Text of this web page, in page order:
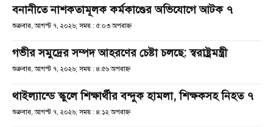
বনানীতে নাশকতামূলক কর্মকাণ্ডের অভিযোগে আটক ৭
শুক্রবার, আগস্ট ৭, ২০২৬; সময় : ৫:০৩ অপরাহ্ণ
গভীর সমুদ্রের সম্পদ আহরণের চেষ্টা চলছে: স্বরাষ্ট্রমন্ত্রী
শুক্রবার, আগস্ট ৭, ২০২৬; সময় : ৪:৫৬ অপরাহ্ণ
থাইল্যান্ডে স্কুলে শিক্ষার্থীর বন্দুক হামলা, শিক্ষকসহ নিহত ৭
শুক্রবার, আগস্ট ৭, ২০২৬; সময় : ৪:১২ অপরাহ্ণ